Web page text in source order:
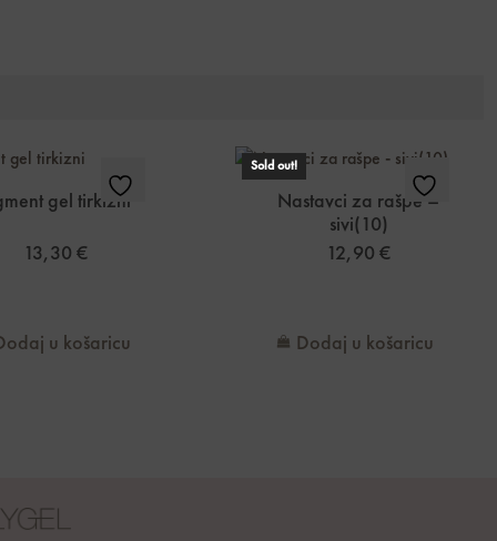
gel tirkizni
13,30 €
u košaricu
Sold out!
Nastavci za rašpe –
sivi(10)
12,90€
Dodaj u košaricu